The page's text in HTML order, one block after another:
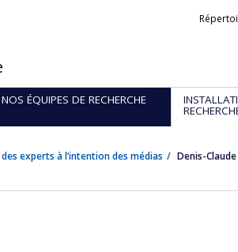
NOS ÉQUIPES DE RECHERCHE
experts à l’intention des médias Denis-Claude